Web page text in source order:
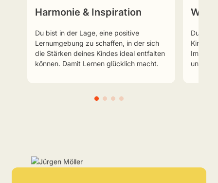
Harmonie & Inspiration
Du bist in der Lage, eine positive
Lernumgebung zu schaffen, in der sich
die Stärken deines Kindes ideal entfalten
können. Damit Lernen glücklich macht.
Du
Kind
und